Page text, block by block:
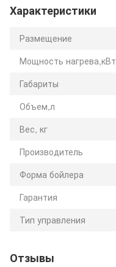
Характеристики
Размещение
Мощность нагрева,кВт
Габариты
Объем,л
Вес, кг
Производитель
Форма бойлера
Гарантия
Тип управления
Отзывы